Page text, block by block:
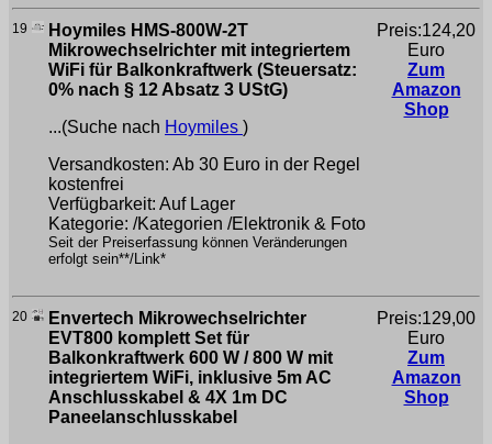
19
Hoymiles HMS-800W-2T
Mikrowechselrichter mit integriertem
WiFi für Balkonkraftwerk (Steuersatz:
0% nach § 12 Absatz 3 UStG)
...(Suche nach Hoymiles )
Versandkosten: Ab 30 Euro in der Regel
kostenfrei
Verfügbarkeit: Auf Lager
Kategorie: /Kategorien /Elektronik & Foto
Seit der Preiserfassung können Veränderungen
erfolgt sein**/Link*
Preis:124,20
Euro
Zum
Amazon
Shop
20
Envertech Mikrowechselrichter
EVT800 komplett Set für
Balkonkraftwerk 600 W / 800 W mit
integriertem WiFi, inklusive 5m AC
Anschlusskabel & 4X 1m DC
Paneelanschlusskabel
Preis:129,00
Euro
Zum
Amazon
Shop